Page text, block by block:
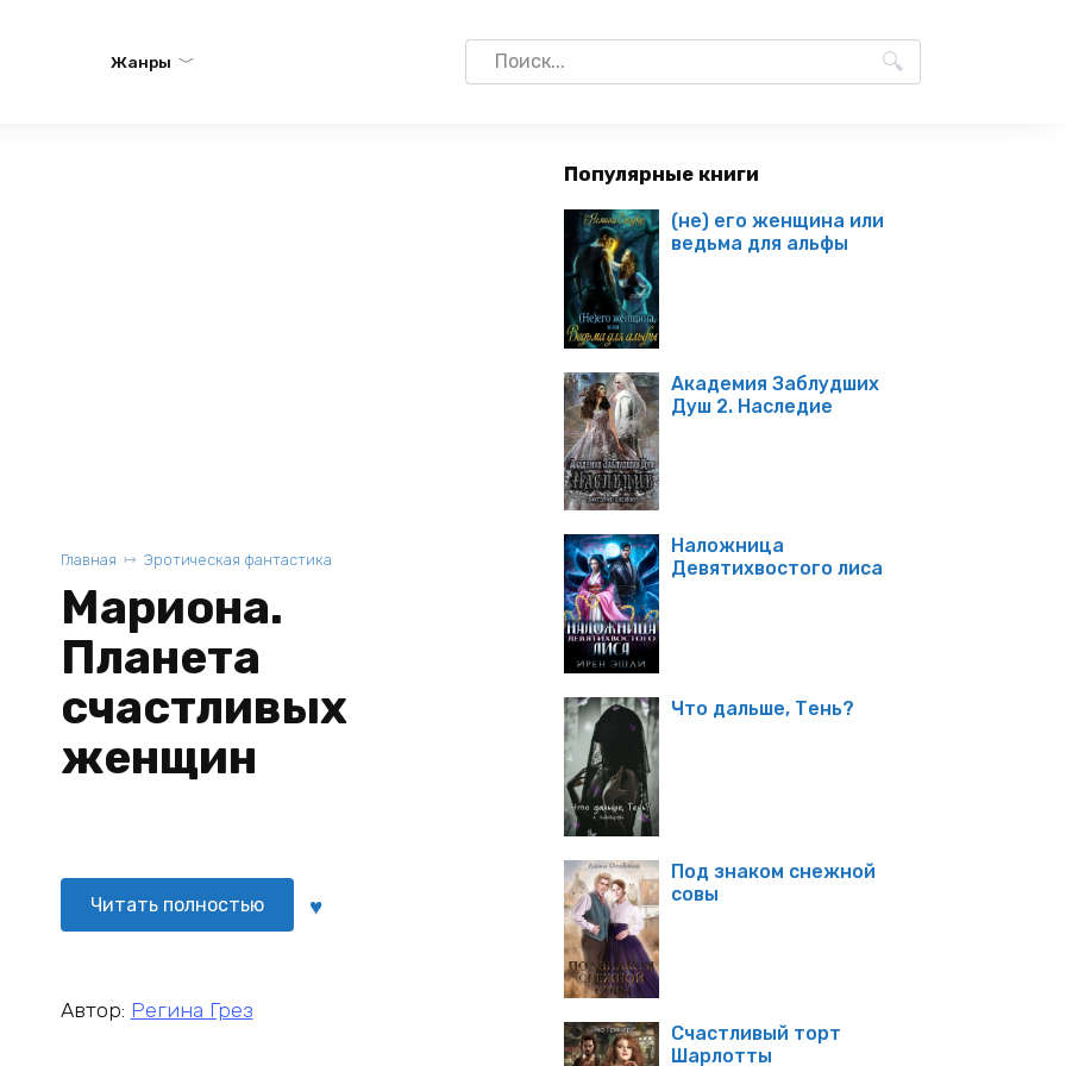
Жанры
Search
for:
Главная Эротическая фантастика
Мариона.
Планета
счастливых
женщин
Читать полностью
Автор: Регина Грез
Популярные книги
(не) его женщина или
ведьма для альфы
Академия Заблудших
Душ 2. Наследие
Наложница
Девятихвостого лиса
Что дальше, Тень?
Под знаком снежной
совы
Счастливый торт
Шарлотты